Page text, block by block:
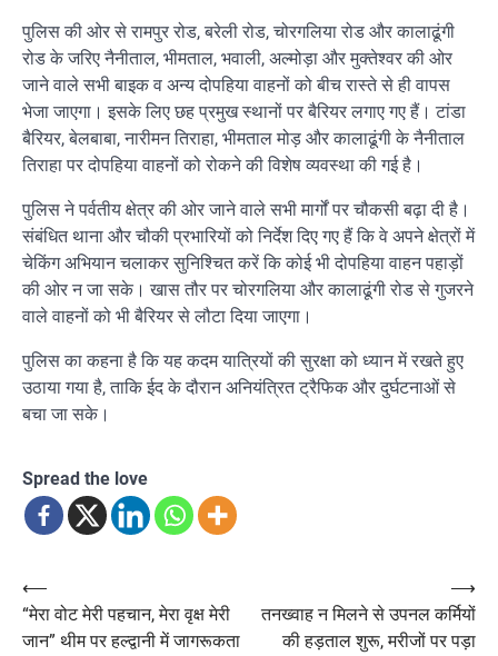
पुलिस की ओर से रामपुर रोड, बरेली रोड, चोरगलिया रोड और कालाढूंगी
रोड के जरिए नैनीताल, भीमताल, भवाली, अल्मोड़ा और मुक्तेश्वर की ओर
जाने वाले सभी बाइक व अन्य दोपहिया वाहनों को बीच रास्ते से ही वापस
भेजा जाएगा। इसके लिए छह प्रमुख स्थानों पर बैरियर लगाए गए हैं। टांडा
बैरियर, बेलबाबा, नारीमन तिराहा, भीमताल मोड़ और कालाढूंगी के नैनीताल
तिराहा पर दोपहिया वाहनों को रोकने की विशेष व्यवस्था की गई है।
पुलिस ने पर्वतीय क्षेत्र की ओर जाने वाले सभी मार्गों पर चौकसी बढ़ा दी है।
संबंधित थाना और चौकी प्रभारियों को निर्देश दिए गए हैं कि वे अपने क्षेत्रों में
चेकिंग अभियान चलाकर सुनिश्चित करें कि कोई भी दोपहिया वाहन पहाड़ों
की ओर न जा सके। खास तौर पर चोरगलिया और कालाढूंगी रोड से गुजरने
वाले वाहनों को भी बैरियर से लौटा दिया जाएगा।
पुलिस का कहना है कि यह कदम यात्रियों की सुरक्षा को ध्यान में रखते हुए
उठाया गया है, ताकि ईद के दौरान अनियंत्रित ट्रैफिक और दुर्घटनाओं से
बचा जा सके।
Spread the love
Post
navigation
⟵
“मेरा वोट मेरी पहचान, मेरा वृक्ष मेरी
जान” थीम पर हल्द्वानी में जागरूकता
तनख्वाह न मिलने से उपनल कर्मियों
की हड़ताल शुरू, मरीजों पर पड़ा
⟶